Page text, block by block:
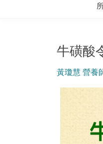
牛磺酸
黃瓊慧 營養